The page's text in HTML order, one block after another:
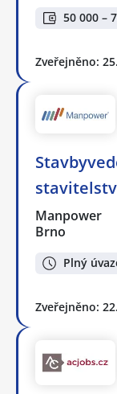
50 000 –
Zveřejněno:
Manpower
Brno
Plný
Zveřejněno: